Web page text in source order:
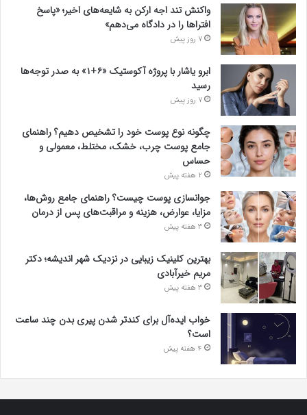
واکنش تند اجه ارکن به شایعه‌های اخیر؛ «پاسخ
افتراها را در دادگاه می‌دهم»
7 روز پیش
ابرو یاشار با پروژه آکوستیک «۶+۱» به صدر توجه‌ها
رسید
7 روز پیش
چگونه نوع پوست خود را تشخیص دهیم؟ راهنمای
جامع پوست چرب، خشک، مختلط، معمولی و
حساس
2 هفته پیش
جوانسازی پوست چیست؟ راهنمای جامع روش‌ها،
مزایا، عوارض، هزینه و مراقبت‌های پس از درمان
3 هفته پیش
بهترین کلینیک زیبایی در نزدیک شهر اندیشه؛ دکتر
مریم خیرآبادی
3 هفته پیش
خواب ایده‌آل برای کندتر شدن پیری بدن چند ساعت
است؟
4 هفته پیش